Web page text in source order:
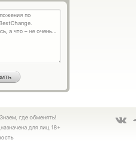
где обменять!
для лиц 18+